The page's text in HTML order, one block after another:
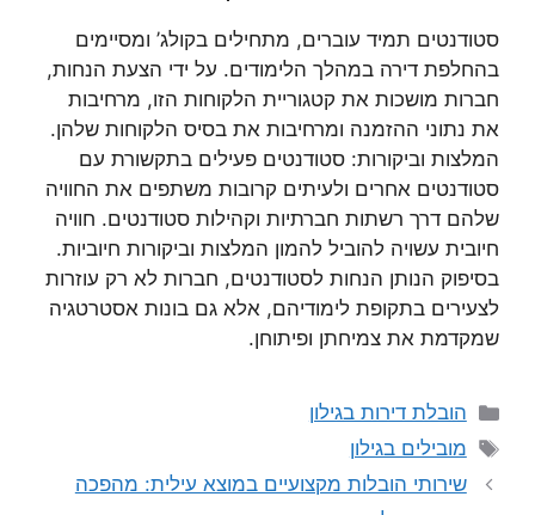
סטודנטים תמיד עוברים, מתחילים בקולג’ ומסיימים
בהחלפת דירה במהלך הלימודים. על ידי הצעת הנחות,
חברות מושכות את קטגוריית הלקוחות הזו, מרחיבות
את נתוני ההזמנה ומרחיבות את בסיס הלקוחות שלהן.
המלצות וביקורות: סטודנטים פעילים בתקשורת עם
סטודנטים אחרים ולעיתים קרובות משתפים את החוויה
שלהם דרך רשתות חברתיות וקהילות סטודנטים. חוויה
חיובית עשויה להוביל להמון המלצות וביקורות חיוביות.
בסיפוק הנותן הנחות לסטודנטים, חברות לא רק עוזרות
לצעירים בתקופת לימודיהם, אלא גם בונות אסטרטגיה
שמקדמת את צמיחתן ופיתוחן.
קטגוריות
הובלת דירות בגילון
תגיות
מובילים בגילון
שירותי הובלות מקצועיים במוצא עילית: מהפכה